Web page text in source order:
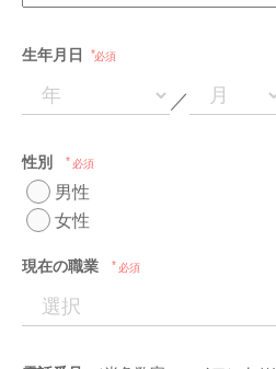
生年月日 必須
／
性別 必須
男性
女性
現在の職業 必須